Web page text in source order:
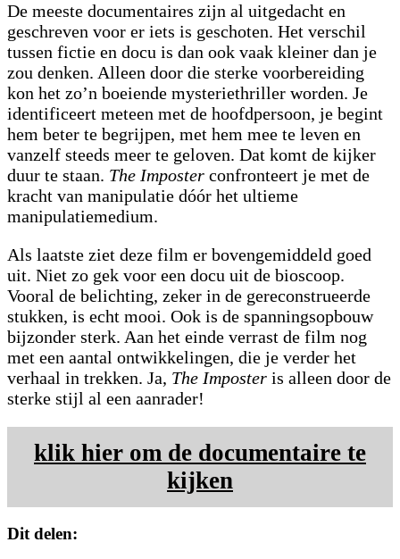
De meeste documentaires zijn al uitgedacht en
geschreven voor er iets is geschoten. Het verschil
tussen fictie en docu is dan ook vaak kleiner dan je
zou denken. Alleen door die sterke voorbereiding
kon het zo’n boeiende mysteriethriller worden. Je
identificeert meteen met de hoofdpersoon, je begint
hem beter te begrijpen, met hem mee te leven en
vanzelf steeds meer te geloven. Dat komt de kijker
duur te staan. The Imposter confronteert je met de
kracht van manipulatie dóór het ultieme
manipulatiemedium.
Als laatste ziet deze film er bovengemiddeld goed
uit. Niet zo gek voor een docu uit de bioscoop.
Vooral de belichting, zeker in de gereconstrueerde
stukken, is echt mooi. Ook is de spanningsopbouw
bijzonder sterk. Aan het einde verrast de film nog
met een aantal ontwikkelingen, die je verder het
verhaal in trekken. Ja, The Imposter is alleen door de
sterke stijl al een aanrader!
klik hier om de documentaire te
kijken
Dit delen: